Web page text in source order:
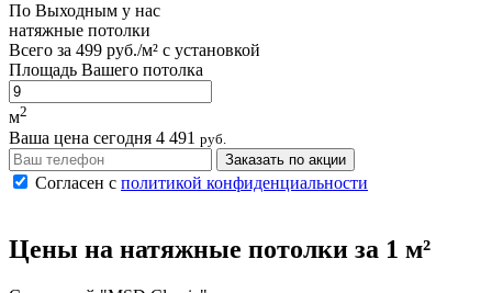
По Выходным у нас
натяжные потолки
Всего за 499 руб./м² с установкой
Площадь Вашего потолка
м2
Ваша цена сегодня 4 491 руб.
Заказать по акции
Согласен с политикой конфиденциальности
Цены на натяжные потолки за 1 м²